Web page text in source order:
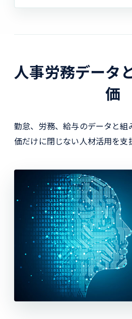
人事労務データ
価
勤怠、労務、給与のデータと組
価だけに閉じない人材活用を支